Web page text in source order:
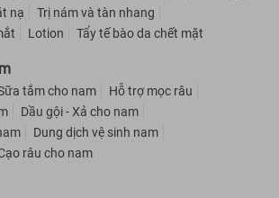
nạ
Trị nám và tàn nhang
Lotion Tẩy tế bào da chết mặt
tắm cho nam
Hỗ trợ mọc râu
Dầu gội - Xả cho nam
Dung dịch vệ sinh nam
râu cho nam